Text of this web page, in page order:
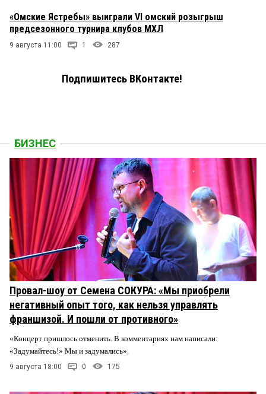
«Омские Ястребы» выиграли VI омский розыгрыш
предсезонного турнира клубов МХЛ
9 августа 11:00 1 287
Подпишитесь ВКонтакте!
БИЗНЕС
Провал-шоу от Семена СОКУРА: «Мы приобрели
негативный опыт того, как нельзя управлять
франшизой. И пошли от противного»
«Концерт пришлось отменить. В комментариях нам написали:
«Задумайтесь!» Мы и задумались».
9 августа 18:00 0 175